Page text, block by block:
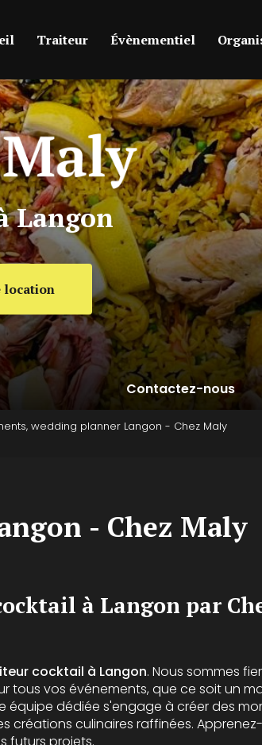
Traiteur Évènementiel
Langon
location
Contactez-nous
wedding planner Langon - Chez Maly
- Chez Maly
à Langon par
cocktail à Langon. Nous sommes
tous vos événements, que ce soit un
équipe dédiée s'engage à créer des
créations culinaires raffinées.